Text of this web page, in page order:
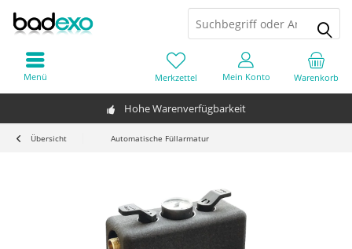
Hohe Warenverfügbarkeit
Warenkorb
Merkzettel Mein Konto
Menü
Übersicht Automatische Füllarmatur